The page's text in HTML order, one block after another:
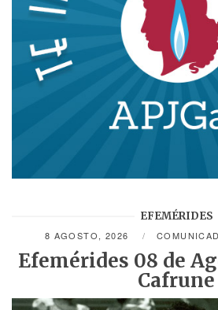
EFEMÉRIDES
8 AGOSTO, 2026
Efemérides 08 de
Cafrune